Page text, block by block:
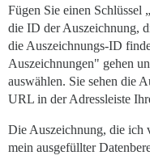
Fügen Sie einen Schlüssel
die ID der Auszeichnung,
die Auszeichnungs-ID
Auszeichnungen" gehen
auswählen. Sie sehen die
URL in der Adressleiste
Die Auszeichnung, die ich
mein ausgefüllter